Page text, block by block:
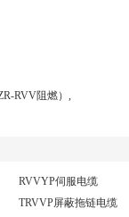
RVV阻燃）,
RVVYP伺服电缆
TRVVP屏蔽拖链电缆